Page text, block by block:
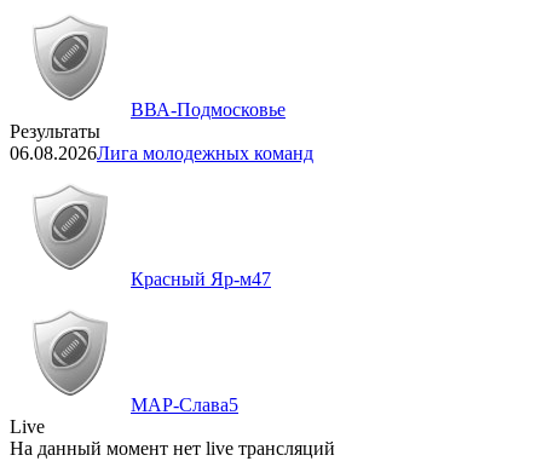
ВВА-Подмосковье
Результаты
06.08.2026Лига молодежных команд
Красный Яр-м47
МАР-Слава5
Live
На данный момент нет live трансляций